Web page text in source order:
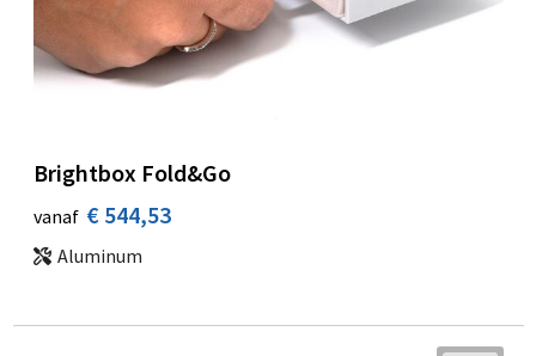
Brightbox Fold&Go
vanaf € 544,53
Aluminum